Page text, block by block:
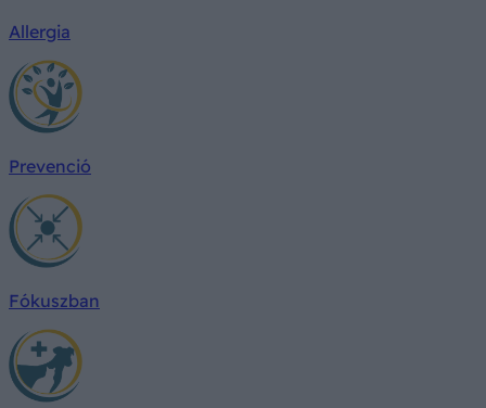
Allergia
Prevenció
Fókuszban